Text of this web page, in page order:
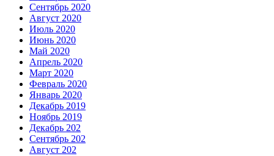
Сентябрь 2020
Август 2020
Июль 2020
Июнь 2020
Май 2020
Апрель 2020
Март 2020
Февраль 2020
Январь 2020
Декабрь 2019
Ноябрь 2019
Декабрь 202
Сентябрь 202
Август 202